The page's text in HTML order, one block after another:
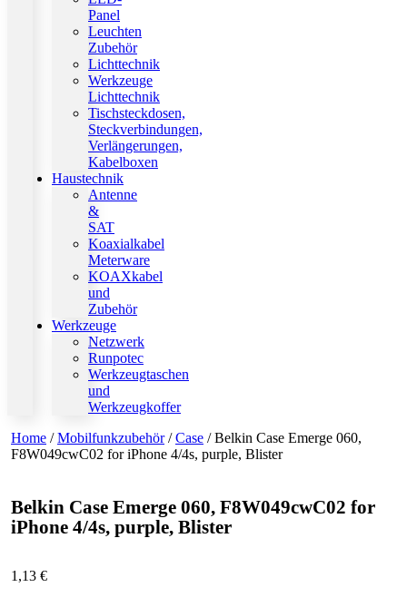
Panel
Leuchten
Zubehör
Lichttechnik
Werkzeuge
Lichttechnik
Tischsteckdosen,
Steckverbindungen,
Verlängerungen,
Kabelboxen
Haustechnik
Antenne
&
SAT
Koaxialkabel
Meterware
KOAXkabel
und
Zubehör
Werkzeuge
Netzwerk
Runpotec
Werkzeugtaschen
und
Werkzeugkoffer
Home /Mobilfunkzubehör/Case / Belkin Case Emerge 060,
F8W049cwC02 for iPhone 4/4s, purple, Blister
Belkin Case Emerge 060, F8W049cwC02 for
iPhone 4/4s, purple, Blister
1,13 €